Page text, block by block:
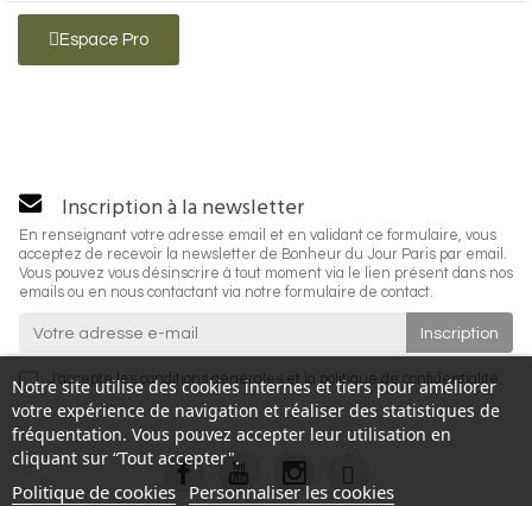
Espace Pro
Notre site utilise des cookies internes et tiers pour améliorer
votre expérience de navigation et réaliser des statistiques de
fréquentation. Vous pouvez accepter leur utilisation en
cliquant sur “Tout accepter".
Politique de cookies Personnaliser les cookies
Inscription à la newsletter
En renseignant votre adresse email et en validant ce formulaire, vous
acceptez de recevoir la newsletter de Bonheur du Jour Paris par email.
Vous pouvez vous désinscrire à tout moment via le lien présent dans nos
emails ou en nous contactant via notre formulaire de contact.
J'accepte les conditions générales et la politique de confidentialité.